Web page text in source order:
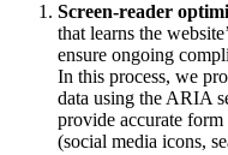
Screen-reader
that learns the
ensure ongoing
In this process, we
data using the ARIA
provide accurate
(social media icons,